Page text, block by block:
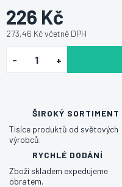
226 Kč
273,46 Kč včetně DPH
ŠIROKÝ SORTIMENT
Tisíce produktů od světových
výrobců.
RYCHLÉ DODÁNÍ
Zboží skladem expedujeme
obratem.